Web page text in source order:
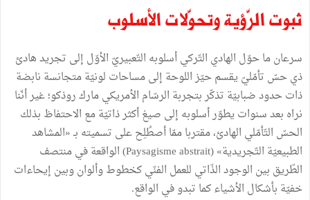
ثبوت الرّؤية وتحوّلات الأسلوب
سرعان ما حوّل الهادي التّركي أسلوبه التّعبيريّ الأوّل إلى تجريد هادئ
ذي حسّ تأمّليّ يقسم حيّز اللوحة إلى مساحات لونيّة متجانسة نابضة
ذات حدود ضبابيّة تذكّر بتجربة الرسّام الأمريكي مارك روذكو؛ غير أنّنا
نراه بعد سنوات يطوّر أسلوبه إلى صيغ أكثر ذاتيّة مع الاحتفاظ بذلك
الحسّ التّأمّلي الهادئ، مقتربا ممّا أصطُلِح على تسميته بـ «المشاهد
الطبيعيّة التّجريدية» (Paysagisme abstrait) الواقعة في منتصف
الطّريق بين الوجود الذّاتي للعمل الفنّي كخطوط وألوان وبين إيحاءات
خفيّة بأشكال الأشياء كما تبدو في الواقع.